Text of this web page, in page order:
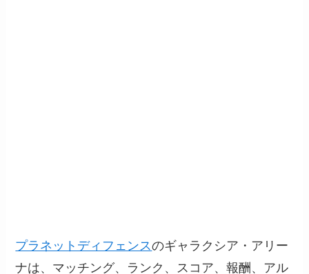
プラネットディフェンスのギャラクシア・アリー
ナは、マッチング、ランク、スコア、報酬、アル